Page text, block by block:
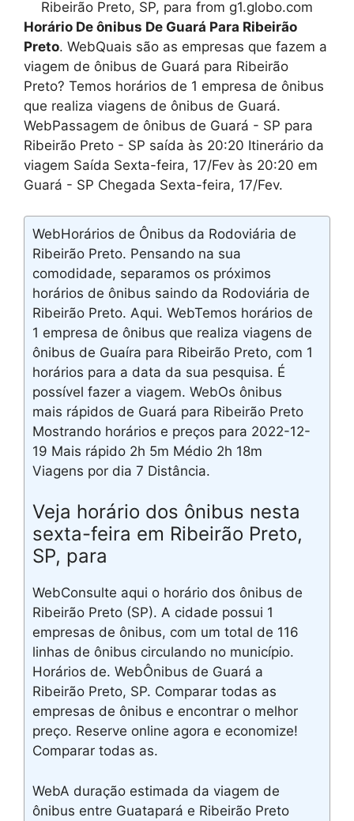
Ribeirão Preto, SP, para from g1.globo.com
Horário De ônibus De Guará Para Ribeirão
Preto. WebQuais são as empresas que fazem a
viagem de ônibus de Guará para Ribeirão
Preto? Temos horários de 1 empresa de ônibus
que realiza viagens de ônibus de Guará.
WebPassagem de ônibus de Guará - SP para
Ribeirão Preto - SP saída às 20:20 Itinerário da
viagem Saída Sexta-feira, 17/Fev às 20:20 em
Guará - SP Chegada Sexta-feira, 17/Fev.
WebHorários de Ônibus da Rodoviária de
Ribeirão Preto. Pensando na sua
comodidade, separamos os próximos
horários de ônibus saindo da Rodoviária de
Ribeirão Preto. Aqui. WebTemos horários de
1 empresa de ônibus que realiza viagens de
ônibus de Guaíra para Ribeirão Preto, com 1
horários para a data da sua pesquisa. É
possível fazer a viagem. WebOs ônibus
mais rápidos de Guará para Ribeirão Preto
Mostrando horários e preços para 2022-12-
19 Mais rápido 2h 5m Médio 2h 18m
Viagens por dia 7 Distância.
Veja horário dos ônibus nesta
sexta-feira em Ribeirão Preto,
SP, para
WebConsulte aqui o horário dos ônibus de
Ribeirão Preto (SP). A cidade possui 1
empresas de ônibus, com um total de 116
linhas de ônibus circulando no município.
Horários de. WebÔnibus de Guará a
Ribeirão Preto, SP. Comparar todas as
empresas de ônibus e encontrar o melhor
preço. Reserve online agora e economize!
Comparar todas as.
WebA duração estimada da viagem de
ônibus entre Guatapará e Ribeirão Preto